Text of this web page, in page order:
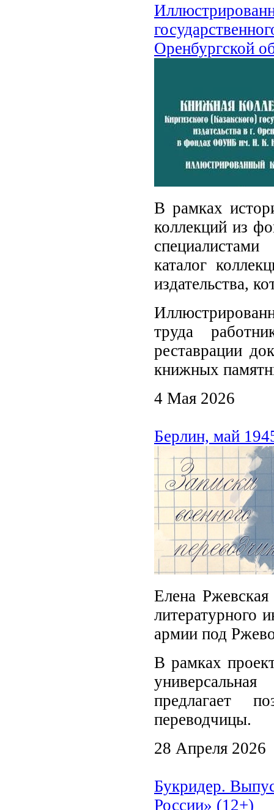
Оренбургской
В рамках
коллекций из
каталог
издательства,
труда
реставрации
книжных
4 Мая 2026
Берлин, май
Елена
литературного
армии под
В рамках
предлагает
переводчицы.
28 Апреля 2026
Букридер.
России» (12+)